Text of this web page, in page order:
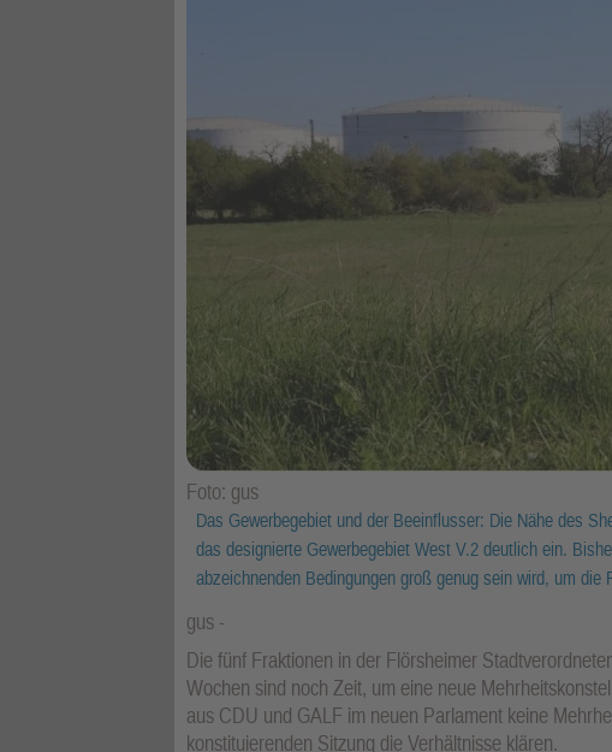
Foto: gus
Das Gewerbegebiet und der Beeinflusser: Die Nähe des
das designierte Gewerbegebiet West V.2 deutlich ein.
abzeichnenden Bedingungen groß genug sein wird, um die
gus
Die fünf Fraktionen in der Flörsheimer
Wochen sind noch Zeit, um eine neue
aus CDU und GALF im neuen Parlament keine
konstituierenden Sitzung die Verhältnisse klären.